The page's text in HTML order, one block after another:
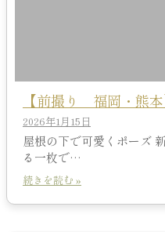
【前撮り 福岡・熊
2026年1月15日
屋根の下で可愛くポーズ
る一枚で…
続きを読む »